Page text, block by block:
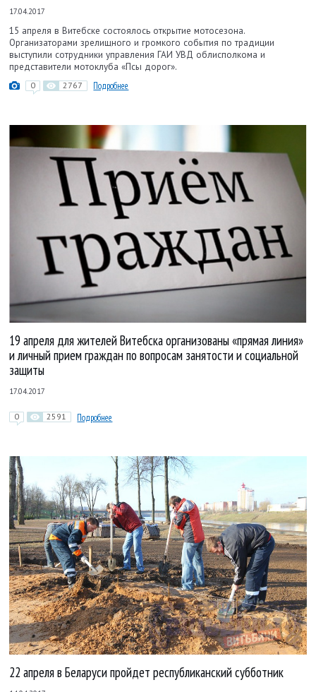
17.04.2017
15 апреля в Витебске состоялось открытие мотосезона.
Организаторами зрелищного и громкого события по традиции
выступили сотрудники управления ГАИ УВД облисполкома и
представители мотоклуба «Псы дорог».
0 2767 Подробнее
19 апреля для жителей Витебска организованы «прямая линия»
и личный прием граждан по вопросам занятости и социальной
защиты
17.04.2017
0 2591 Подробнее
22 апреля в Беларуси пройдет республиканский субботник